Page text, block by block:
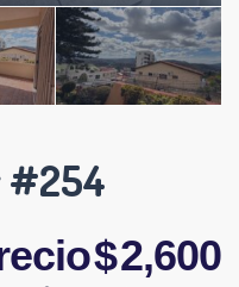
#254
$ 2,600